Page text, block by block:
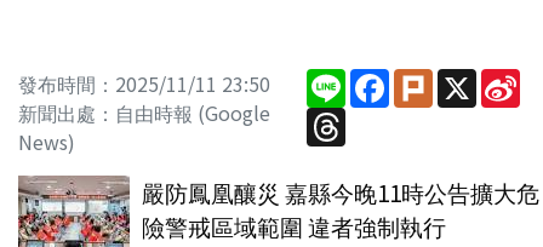
發布時間：2025/11/11 23:50
新聞出處：自由時報 (Google
News)
Line Facebook
PlurkX
Threads
嚴防鳳凰釀災 嘉縣今晚11時公告擴大危
險警戒區域範圍 違者強制執行